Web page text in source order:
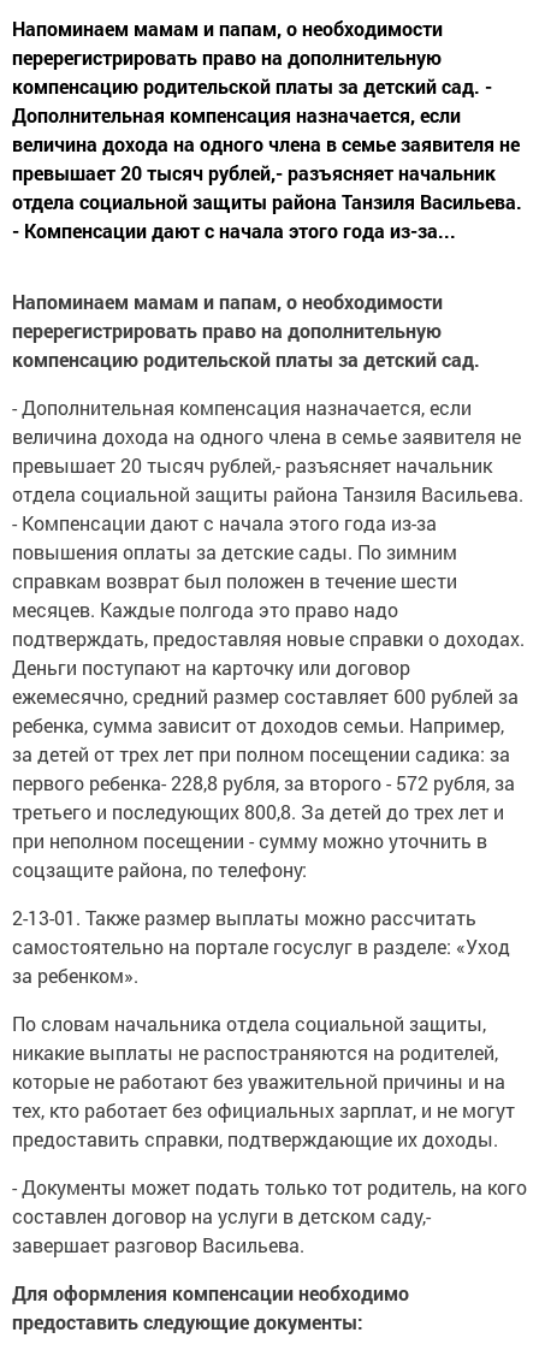
Напоминаем мамам и папам, о необходимости
перерегистрировать право на дополнительную
компенсацию родительской платы за детский сад. -
Дополнительная компенсация назначается, если
величина дохода на одного члена в семье заявителя не
превышает 20 тысяч рублей,- разъясняет начальник
отдела социальной защиты района Танзиля Васильева.
- Компенсации дают с начала этого года из-за...
Напоминаем мамам и папам, о необходимости
перерегистрировать право на дополнительную
компенсацию родительской платы за детский сад.
- Дополнительная компенсация назначается, если
величина дохода на одного члена в семье заявителя не
превышает 20 тысяч рублей,- разъясняет начальник
отдела социальной защиты района Танзиля Васильева.
- Компенсации дают с начала этого года из-за
повышения оплаты за детские сады. По зимним
справкам возврат был положен в течение шести
месяцев. Каждые полгода это право надо
подтверждать, предоставляя новые справки о доходах.
Деньги поступают на карточку или договор
ежемесячно, средний размер составляет 600 рублей за
ребенка, сумма зависит от доходов семьи. Например,
за детей от трех лет при полном посещении садика: за
первого ребенка- 228,8 рубля, за второго - 572 рубля, за
третьего и последующих 800,8. За детей до трех лет и
при неполном посещении - сумму можно уточнить в
соцзащите района, по телефону:
2-13-01. Также размер выплаты можно рассчитать
самостоятельно на портале госуслуг в разделе: «Уход
за ребенком».
По словам начальника отдела социальной защиты,
никакие выплаты не распостраняются на родителей,
которые не работают без уважительной причины и на
тех, кто работает без официальных зарплат, и не могут
предоставить справки, подтверждающие их доходы.
- Документы может подать только тот родитель, на кого
составлен договор на услуги в детском саду,-
завершает разговор Васильева.
Для оформления компенсации необходимо
предоставить следующие документы: